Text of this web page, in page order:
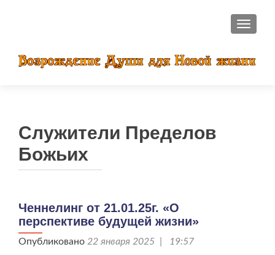
Служители Пределов
Божьих
Ченнелинг от 21.01.25г. «О
перспективе будущей жизни»
Опубликовано 22 января 2025 | 19:57